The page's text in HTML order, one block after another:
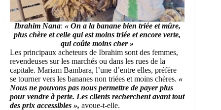
Ibrahim Nana: « On a la banane bien triée et mûre,
plus chère et celle qui est moins triée et encore verte,
qui coûte moins cher »
Les principaux acheteurs de Ibrahim sont des femmes,
revendeuses sur les marchés ou dans les rues de la
capitale. Mariam Bambara, l’une d’entre elles, préfère
se tourner vers les bananes non triées et moins chères. «
Nous ne pouvons pas nous permettre de payer plus
pour vendre à perte. Les clients recherchent avant tout
des prix accessibles », avoue-t-elle.